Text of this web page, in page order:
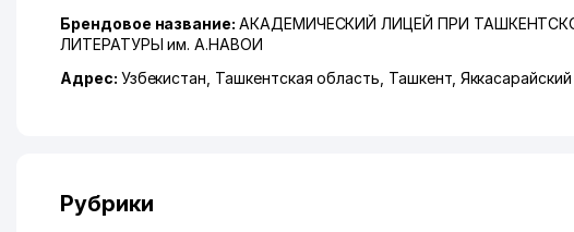
Брендовое название: АКАДЕМИЧЕСКИЙ ЛИЦЕЙ ПРИ
ЛИТЕРАТУРЫ им. А.НАВОИ
Адрес: Узбекистан, Ташкентская область Ташкент,
Рубрики